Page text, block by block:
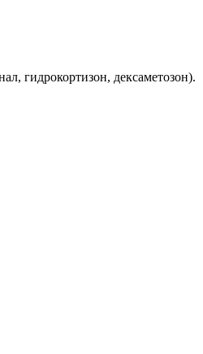
гидрокортизон, дексаметозон).